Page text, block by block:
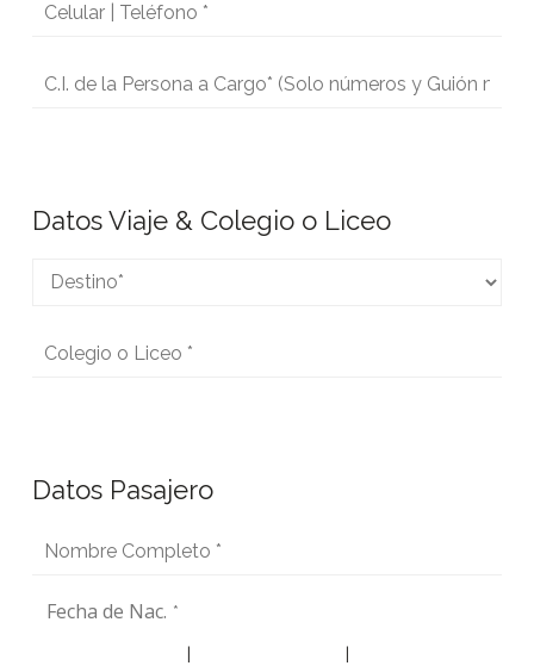
Datos Viaje & Colegio o Liceo
Datos Pasajero
Fecha de Nac. *
| |